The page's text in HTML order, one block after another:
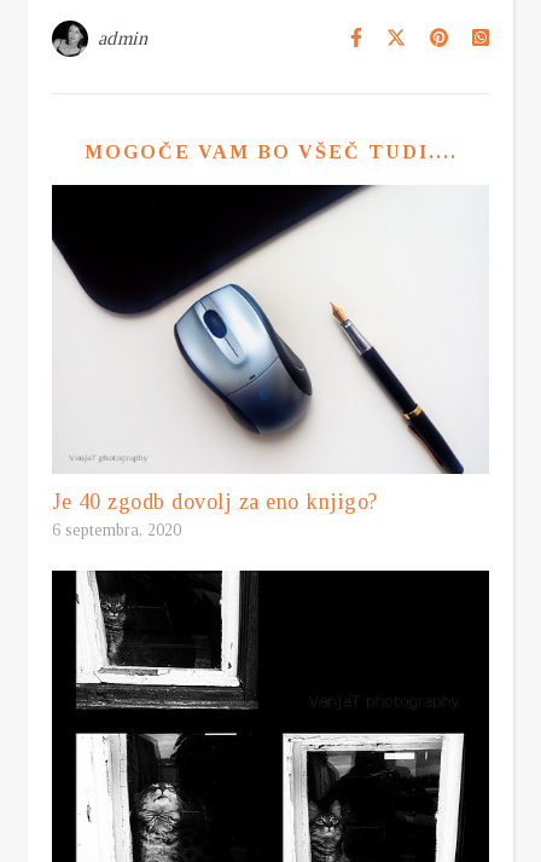
admin
MOGOČE VAM BO VŠEČ TUDI....
Je 40 zgodb dovolj za eno knjigo?
6 septembra, 2020